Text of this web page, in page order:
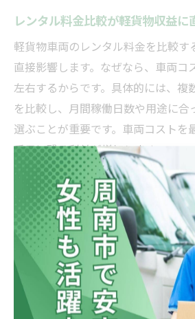
レンタル料金比較が軽貨物収益に
軽貨物車両のレンタル料金を比較す
直接影響します。なぜなら、車両コ
左右するからです。具体的には、複
を比較し、月間稼働日数や用途に合
選ぶことが重要です。車両コストを
手元に残る利益が増加します。
利益率を左右する軽貨物分析ノウ
利益率を高めるには、日々の業務
分析を行うノウハウが必要です。理
スト構造の改善が利益率向上に直
ば、走行距離・荷物量・待機時間
な工程を削減する実践法がありま